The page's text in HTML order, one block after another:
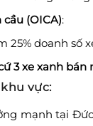
cầu (OICA):
25% doanh số
3 xe xanh bán
vực:
mạnh tại